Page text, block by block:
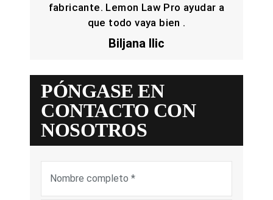
PÓNGASE EN
CONTACTO CON
NOSOTROS
fabricante. Lemon Law Pro ayudar a
que todo vaya bien .
Biljana Ilic